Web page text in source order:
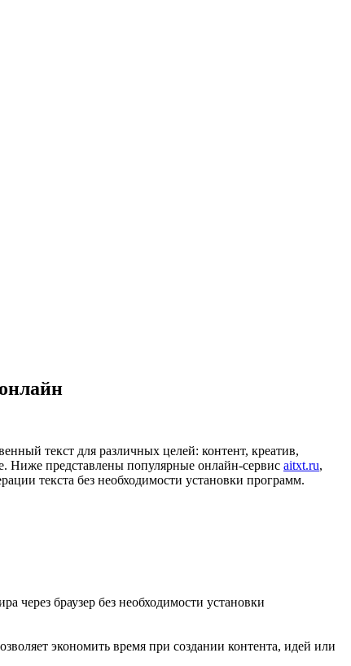
текст для различных целей: контент, креатив,
Ниже представлены популярные онлайн-сервис aitxt.ru,
текста без необходимости установки программ.
через браузер без необходимости установки
экономить время при создании контента, идей или